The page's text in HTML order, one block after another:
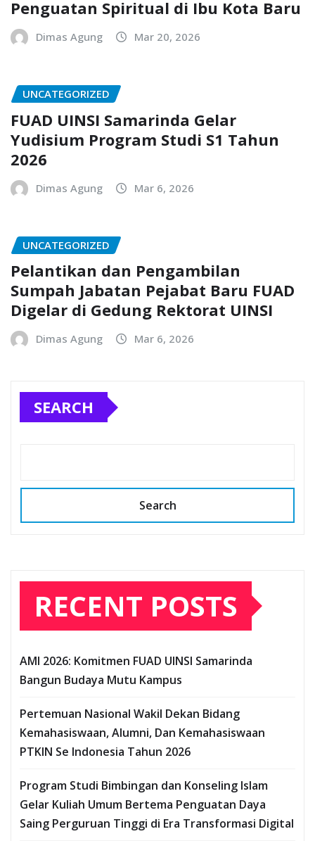
Penguatan Spiritual di Ibu Kota Baru
Dimas Agung Mar 20, 2026
UNCATEGORIZED
FUAD UINSI Samarinda Gelar
Yudisium Program Studi S1 Tahun
2026
Dimas Agung Mar 6, 2026
UNCATEGORIZED
Pelantikan dan Pengambilan
Sumpah Jabatan Pejabat Baru FUAD
Digelar di Gedung Rektorat UINSI
Dimas Agung Mar 6, 2026
SEARCH
Search
RECENT POSTS
AMI 2026: Komitmen FUAD UINSI Samarinda
Bangun Budaya Mutu Kampus
Pertemuan Nasional Wakil Dekan Bidang
Kemahasiswaan, Alumni, Dan Kemahasiswaan
PTKIN Se Indonesia Tahun 2026
Program Studi Bimbingan dan Konseling Islam
Gelar Kuliah Umum Bertema Penguatan Daya
Saing Perguruan Tinggi di Era Transformasi Digital